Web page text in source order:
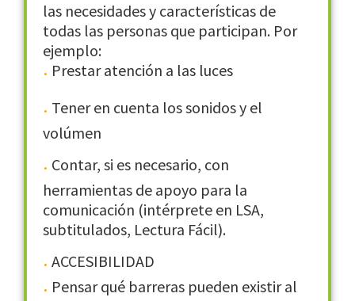
las necesidades y características de
todas las personas que participan. Por
ejemplo:
Prestar atención a las luces
Tener en cuenta los sonidos y el
volúmen
Contar, si es necesario, con
herramientas de apoyo para la
comunicación (intérprete en LSA,
subtitulados, Lectura Fácil).
ACCESIBILIDAD
Pensar qué barreras pueden existir al